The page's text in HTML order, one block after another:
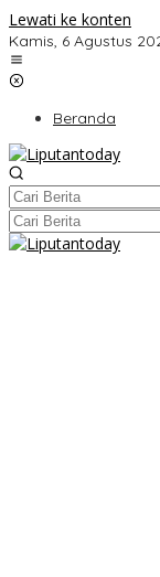
Lewati ke konten
Kamis, 6 Agustus
Beranda